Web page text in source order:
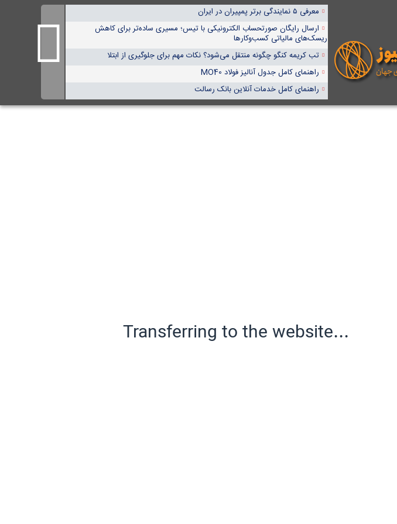
معرفی ۵ نمایندگی برتر پمپیران در ایران
ارسال رایگان صورتحساب الکترونیکی با تیس؛ مسیری ساده‌تر برای کاهش
ریسک‌های مالیاتی کسب‌وکارها
تب کریمه کنگو چگونه منتقل می‌شود؟ نکات مهم برای جلوگیری از ابتلا
راهنمای کامل جدول آنالیز فولاد MO40
راهنمای کامل خدمات آنلاین بانک رسالت